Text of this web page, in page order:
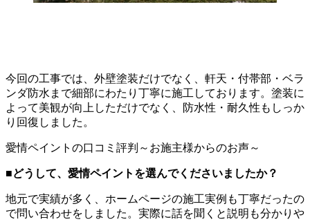
今回の工事では、外壁塗装だけでなく、軒天・付帯部・ベラ
ンダ防水まで細部にわたり丁寧に施工しております。塗装に
よって美観が向上しただけでなく、防水性・耐久性もしっか
り回復しました。
愛情ペイントの口コミ評判～お施主様からのお声～
■どうして、愛情ペイントを選んでくださいましたか？
地元で実績が多く、ホームページの施工実例も丁寧だったの
で問い合わせをしました。実際に話を聞くと説明も分かりや